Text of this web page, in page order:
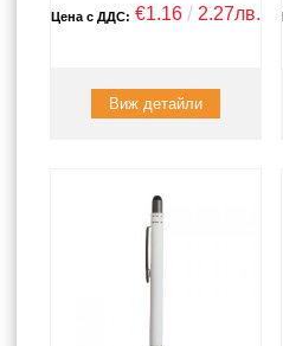
Цена с ДДС: €1.16 2.27лв.
Виж детайли